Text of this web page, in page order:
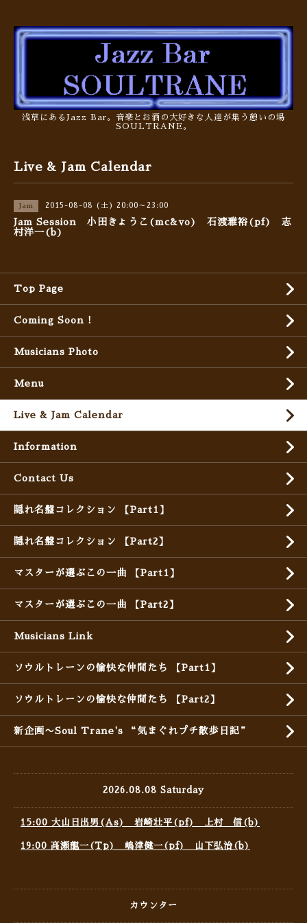
浅草にあるJazz Bar。音楽とお酒の大好きな人達が集う憩いの場
SOULTRANE。
Live & Jam Calendar
Jam 2015-08-08 (土) 20:00～23:00
Jam Session 小田きょうこ(mc&vo) 石渡雅裕(pf) 志
村洋一(b)
Top Page
Coming Soon !
Musicians Photo
Menu
Live & Jam Calendar
Information
Contact Us
隠れ名盤コレクション 【Part1】
隠れ名盤コレクション 【Part2】
マスターが選ぶこの一曲 【Part1】
マスターが選ぶこの一曲 【Part2】
Musicians Link
ソウルトレーンの愉快な仲間たち 【Part1】
ソウルトレーンの愉快な仲間たち 【Part2】
新企画〜Soul Trane's “気まぐれプチ散歩日記”
2026.08.08 Saturday
15:00 大山日出男(As) 岩崎壮平(pf) 上村 信(b)
19:00 高瀬龍一(Tp) 嶋津健一(pf) 山下弘治(b)
カウンター